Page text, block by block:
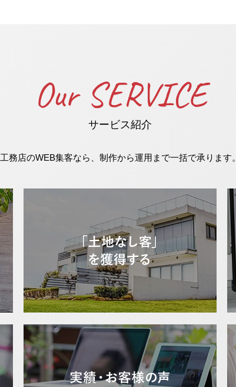
Our SERVICE
サービス紹介
工務店のWEB集客なら、制作から運用まで一括で承ります。